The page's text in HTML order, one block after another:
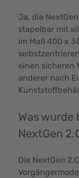
Ja, die
stapelbar mit
im Maß 400 x
einen sicheren
anderer nach
Was wurde
NextGen
Die NextGen 2.0